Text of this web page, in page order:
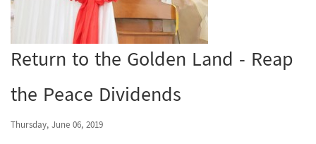
Return to the Golden Land - Reap
the Peace Dividends
Thursday, June 06, 2019